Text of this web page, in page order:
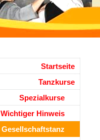
Startseite
Tanzkurse
Spezialkurse
Wichtiger Hinweis
Gesellschaftstanz